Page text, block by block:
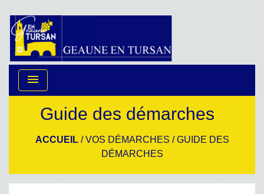
menu
Guide des démarches
ACCUEIL/VOS DÉMARCHES /GUIDE DES
DÉMARCHES